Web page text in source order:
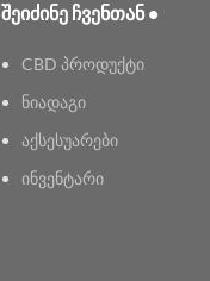
ᲨᲔᲘᲫᲘᲜᲔ ᲩᲕᲔᲜᲗᲐᲜ •
CBD პროდუქტი
ნიადაგი
აქსესუარები
ინვენტარი